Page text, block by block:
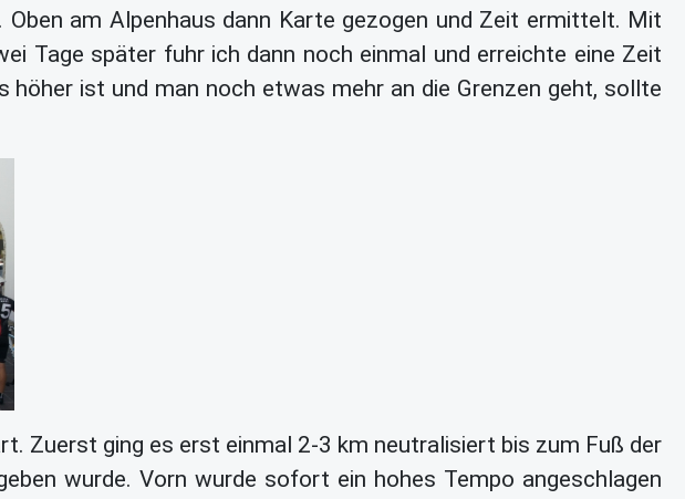
am Alpenhaus dann Karte gezogen und Zeit ermittelt. Mit
Tage später fuhr ich dann noch einmal und erreichte eine Zeit
ist und man noch etwas mehr an die Grenzen geht, sollte
Zuerst ging es erst einmal 2-3 km neutralisiert bis zum Fuß der
wurde. Vorn wurde sofort ein hohes Tempo angeschlagen